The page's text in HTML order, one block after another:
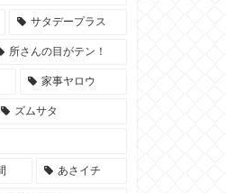
サタデープラス
所さんの目がテン！
家事ヤロウ
ズムサタ
あさイチ